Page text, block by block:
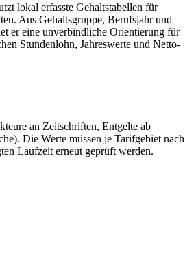
lokal erfasste Gehaltstabellen für
Aus Gehaltsgruppe, Berufsjahr und
er eine unverbindliche Orientierung für
Stundenlohn, Jahreswerte und Netto-
an Zeitschriften, Entgelte ab
Die Werte müssen je Tarifgebiet nach
Laufzeit erneut geprüft werden.